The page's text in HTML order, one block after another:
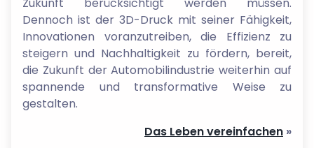
Dennoch ist der 3D-Druck mit seiner Fähigkeit,
Innovationen voranzutreiben, die Effizienz zu
steigern und Nachhaltigkeit zu fördern, bereit,
die Zukunft der Automobilindustrie weiterhin auf
spannende und transformative Weise zu
gestalten.
Das Leben vereinfachen »